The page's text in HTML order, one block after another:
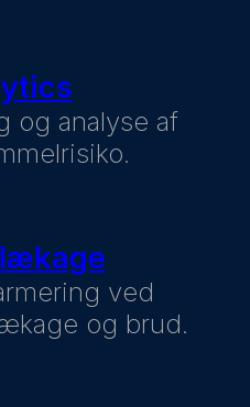
og analyse af
ved
og brud.